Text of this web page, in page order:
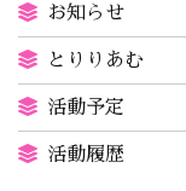
お知らせ
とりりあむ
活動予定
活動履歴